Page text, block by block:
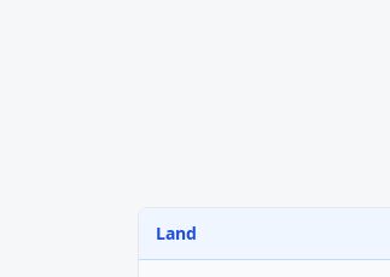
Land